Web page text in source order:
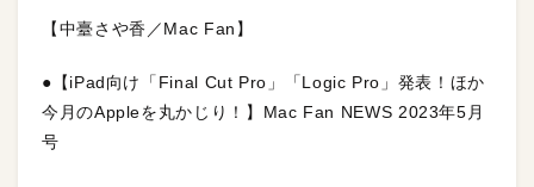
【中臺さや香／Mac Fan】
●【iPad向け「Final Cut Pro」「Logic Pro」発表！ほか
今月のAppleを丸かじり！】Mac Fan NEWS 2023年5月
号